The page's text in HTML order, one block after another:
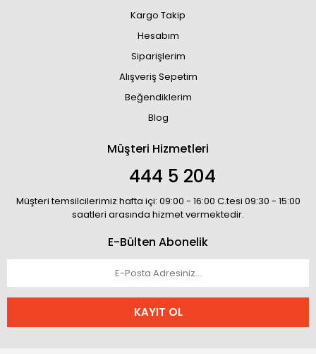
Kargo Takip
Hesabım
Siparişlerim
Alışveriş Sepetim
Beğendiklerim
Blog
Müşteri Hizmetleri
444 5 204
Müşteri temsilcilerimiz hafta içi: 09:00 - 16:00 C.tesi 09:30 - 15:00
saatleri arasında hizmet vermektedir.
E-Bülten Abonelik
KAYIT OL